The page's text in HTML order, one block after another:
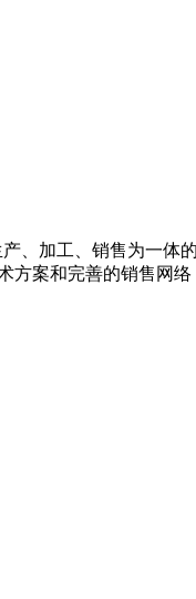
、加工、销售为一体
案和完善的销售网